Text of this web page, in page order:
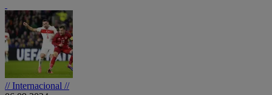
// Internacional //